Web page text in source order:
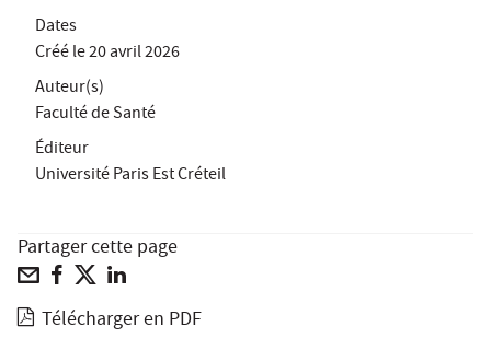
Dates
Créé le20 avril 2026
Auteur(s)
Faculté de Santé
Éditeur
Université Paris Est Créteil
Partager cette page
Télécharger en PDF